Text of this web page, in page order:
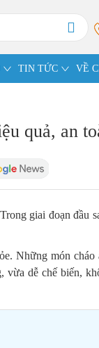
TIN TỨC VỀ
quả, an
giai đoạn đầu
Những món cháo
vừa dễ chế biến,